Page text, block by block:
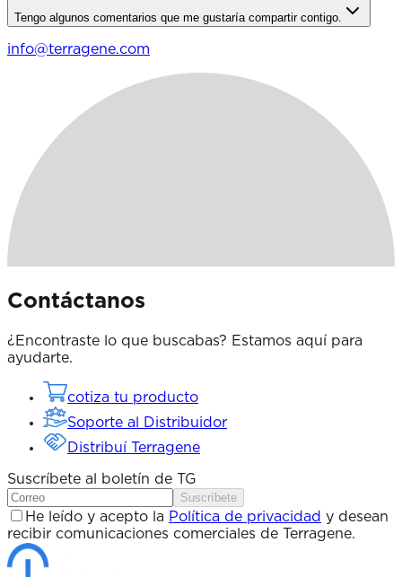
Tengo algunos comentarios que me gustaría compartir contigo.
info@terragene.com
Contáctanos
¿Encontraste lo que buscabas? Estamos aquí para
ayudarte.
cotiza tu producto
Soporte al Distribuidor
Distribuí Terragene
Suscríbete al boletín de TG
Suscríbete
He leído y acepto la Política de privacidad y desean
recibir comunicaciones comerciales de Terragene.